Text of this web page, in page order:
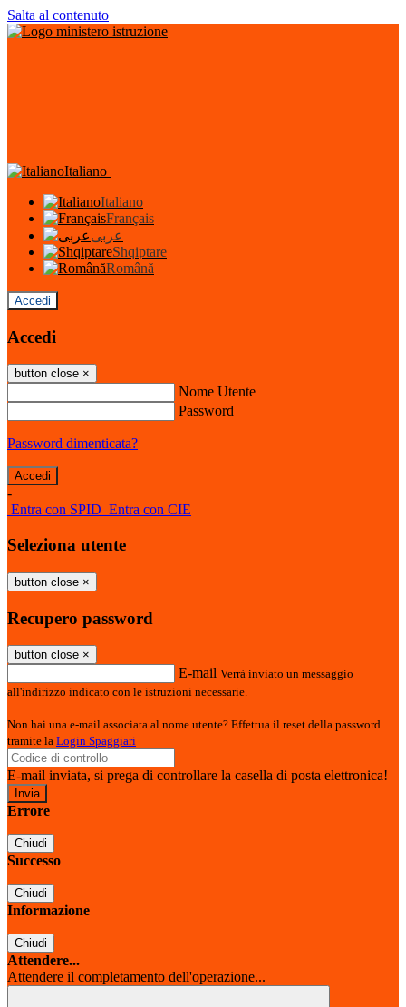
Salta al contenuto
Italiano
Italiano
Français
عربى
Shqiptare
Română
Accedi
Accedi
button close ×
Nome Utente
Password
Password dimenticata?
-
Entra con SPID Entra con CIE
Seleziona utente
button close ×
Recupero password
button close ×
E-mail Verrà inviato un messaggio
all'indirizzo indicato con le istruzioni necessarie.
Non hai una e-mail associata al nome utente? Effettua il reset della password
tramite la Login Spaggiari
E-mail inviata, si prega di controllare la casella di posta elettronica!
Errore
Chiudi
Successo
Chiudi
Informazione
Chiudi
Attendere...
Attendere il completamento dell'operazione...